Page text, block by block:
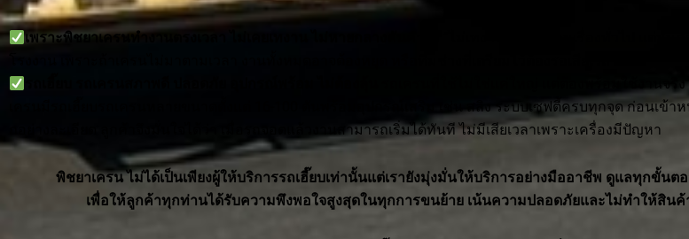
เพราะพิชยาเครนทำงานตรงเวลา ไม่เคยเทงาน ไม่หายกลางคัน
รถเครนที่ใช้ไม่ใช่แค่ใหญ่ แต่ต้องพร้อมใช้งานจ
เครนมีรถเฮี๊ยบรถเครนหลายขนาดตั้งแต่ 16-100 ตันพร้อมอุปกรณ์เสริม เช่น สลิง ระบบเซฟตี้ครบทุกจุด ก่อนเข้า
กอย่างละเอียด ลูกค้าจึงมั่นใจได้ว่า เมื่อรถจอดแล้วงานสามารถเริ่มได้ทันที ไม่มีเสียเวลาเพราะเครื่องมีปัญหา
พิชยาเครน ไม่ได้เป็นเพียงผู้ให้บริการรถเฮี๊ยบเท่านั้นแต่เรายังมุ่งมั่นให้บริการอย่างมืออาชีพ ดูแลทุกขั้นต
เพื่อให้ลูกค้าทุกท่านได้รับความพึงพอใจสูงสุดในทุกการขนย้าย เน้นความปลอดภัยและไม่ทำให้สินค้